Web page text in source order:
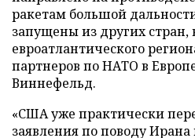
ракетам большой
запущены из других стран,
евроатлантического
партнеров по НАТО в
Виннефельд.
«США уже практически
заявления по поводу